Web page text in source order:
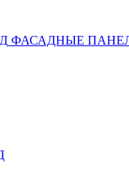
ФАСАДНЫЕ